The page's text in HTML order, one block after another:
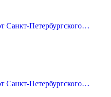
Санкт-Петербургского…
Санкт-Петербургского…